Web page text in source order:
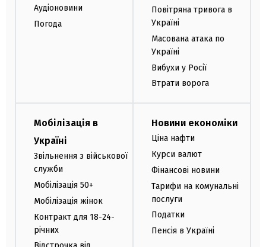
Аудіоновини
Погода
Повітряна тривога в
Україні
Масована атака по
Україні
Вибухи у Росії
Втрати ворога
Мобілізація в
Україні
Звільнення з військової
служби
Мобілізація 50+
Мобілізація жінок
Контракт для 18-24-
річних
Новини економіки
Ціна нафти
Курси валют
Фінансові новини
Тарифи на комунальні
послуги
Податки
Пенсія в Україні